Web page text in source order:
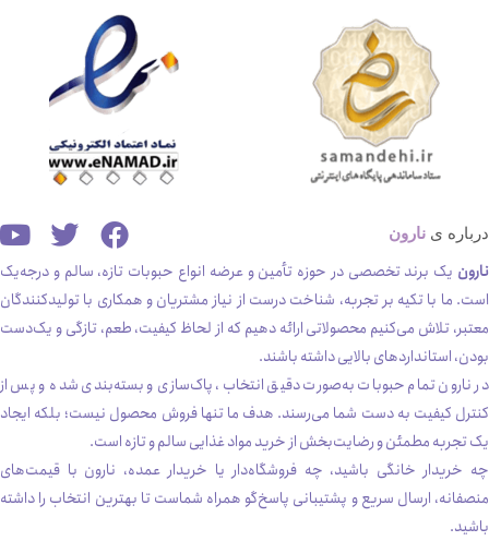
درباره ی نارون
نارون یک برند تخصصی در حوزه تأمین و عرضه انواع حبوبات تازه، سالم و درجه‌یک
است. ما با تکیه بر تجربه، شناخت درست از نیاز مشتریان و همکاری با تولیدکنندگان
معتبر، تلاش می‌کنیم محصولاتی ارائه دهیم که از لحاظ کیفیت، طعم، تازگی و یک‌دست
بودن، استانداردهای بالایی داشته باشند.
در نارون تمام حبوبات به‌صورت دقیق انتخاب، پاک‌سازی و بسته‌بندی شده و پس از
کنترل کیفیت به دست شما می‌رسند. هدف ما تنها فروش محصول نیست؛ بلکه ایجاد
یک تجربه مطمئن و رضایت‌بخش از خرید مواد غذایی سالم و تازه است.
چه خریدار خانگی باشید، چه فروشگاه‌دار یا خریدار عمده، نارون با قیمت‌های
منصفانه، ارسال سریع و پشتیبانی پاسخ‌گو همراه شماست تا بهترین انتخاب را داشته
باشید.